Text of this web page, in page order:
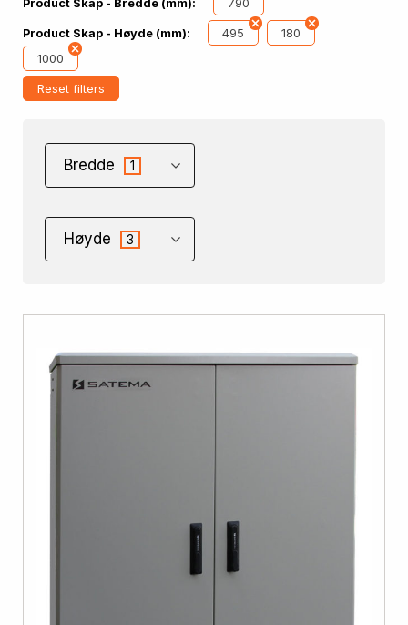
Product Skap - Bredde (mm): 790
Product Skap - Høyde (mm): 495
180
1000
Reset filters
Bredde 1
Høyde 3